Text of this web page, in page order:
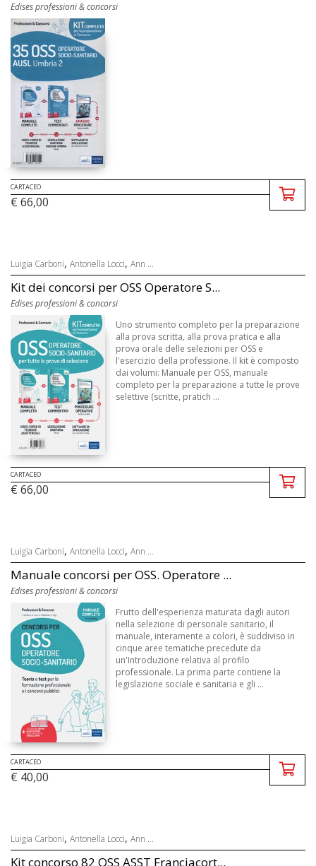
Edises professioni & concorsi
CARTACEO
€ 66,00
Luigia Carboni, Antonella Locci, Ann ...
Kit dei concorsi per OSS Operatore S...
Edises professioni & concorsi
Uno strumento completo per la preparazione
alla prova scritta, alla prova pratica e alla
prova orale delle selezioni per OSS e
l'esercizio della professione. Il kit è composto
dai volumi: Manuale per OSS, manuale
completo per la preparazione a tutte le prove
selettive (scritte, pratich ...
CARTACEO
€ 66,00
Luigia Carboni, Antonella Locci, Ann ...
Manuale concorsi per OSS. Operatore ...
Edises professioni & concorsi
Frutto dell'esperienza maturata dagli autori
nella selezione di personale sanitario, il
manuale, interamente a colori, è suddiviso in
cinque aree tematiche precedute da
un'Introduzione relativa al profilo
professionale. La prima parte contiene la
legislazione sociale e sanitaria e gli ...
CARTACEO
€ 40,00
Luigia Carboni, Antonella Locci, Ann ...
Kit concorso 82 OSS ASST Franciacort...